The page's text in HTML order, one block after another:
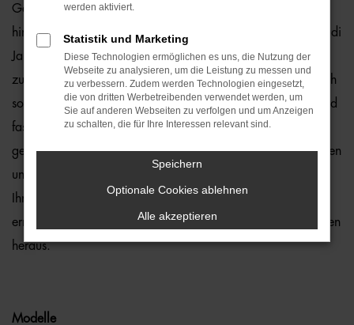
Geld und muss dennoch kaum qualitative Abstriche
hinnehmen. Warum das so ist? Vor allem, weil ein jeder Audi
Jahreswagen maximal vor zwölf Monaten zum ersten Mal
zugelassen wurde. Bei den meisten Modellen handelt es sich
somit schon um Fahrzeuge aus der aktuellen Generation und
fast noch neue Autos. Ganz sicher werden Sie das
gewünschte Modell aus dem Straßenbild von Rostock kennen
und ebenfalls sind wir gerne bereit, eine Lieferung direkt zu
Ihnen nach Hause zu übernehmen. Das spart Zeit und
ermöglicht Ihnen den Autokauf aus den eigenen vier Wänden
heraus.
Modelle
werden aktiviert.
Statistik und Marketing
Diese Technologien ermöglichen es uns, die Nutzung der
Webseite zu analysieren, um die Leistung zu messen und
zu verbessern. Zudem werden Technologien eingesetzt,
die von dritten Werbetreibenden verwendet werden, um
Sie auf anderen Webseiten zu verfolgen und um Anzeigen
zu schalten, die für Ihre Interessen relevant sind.
Speichern
Optionale Cookies ablehnen
Alle akzeptieren